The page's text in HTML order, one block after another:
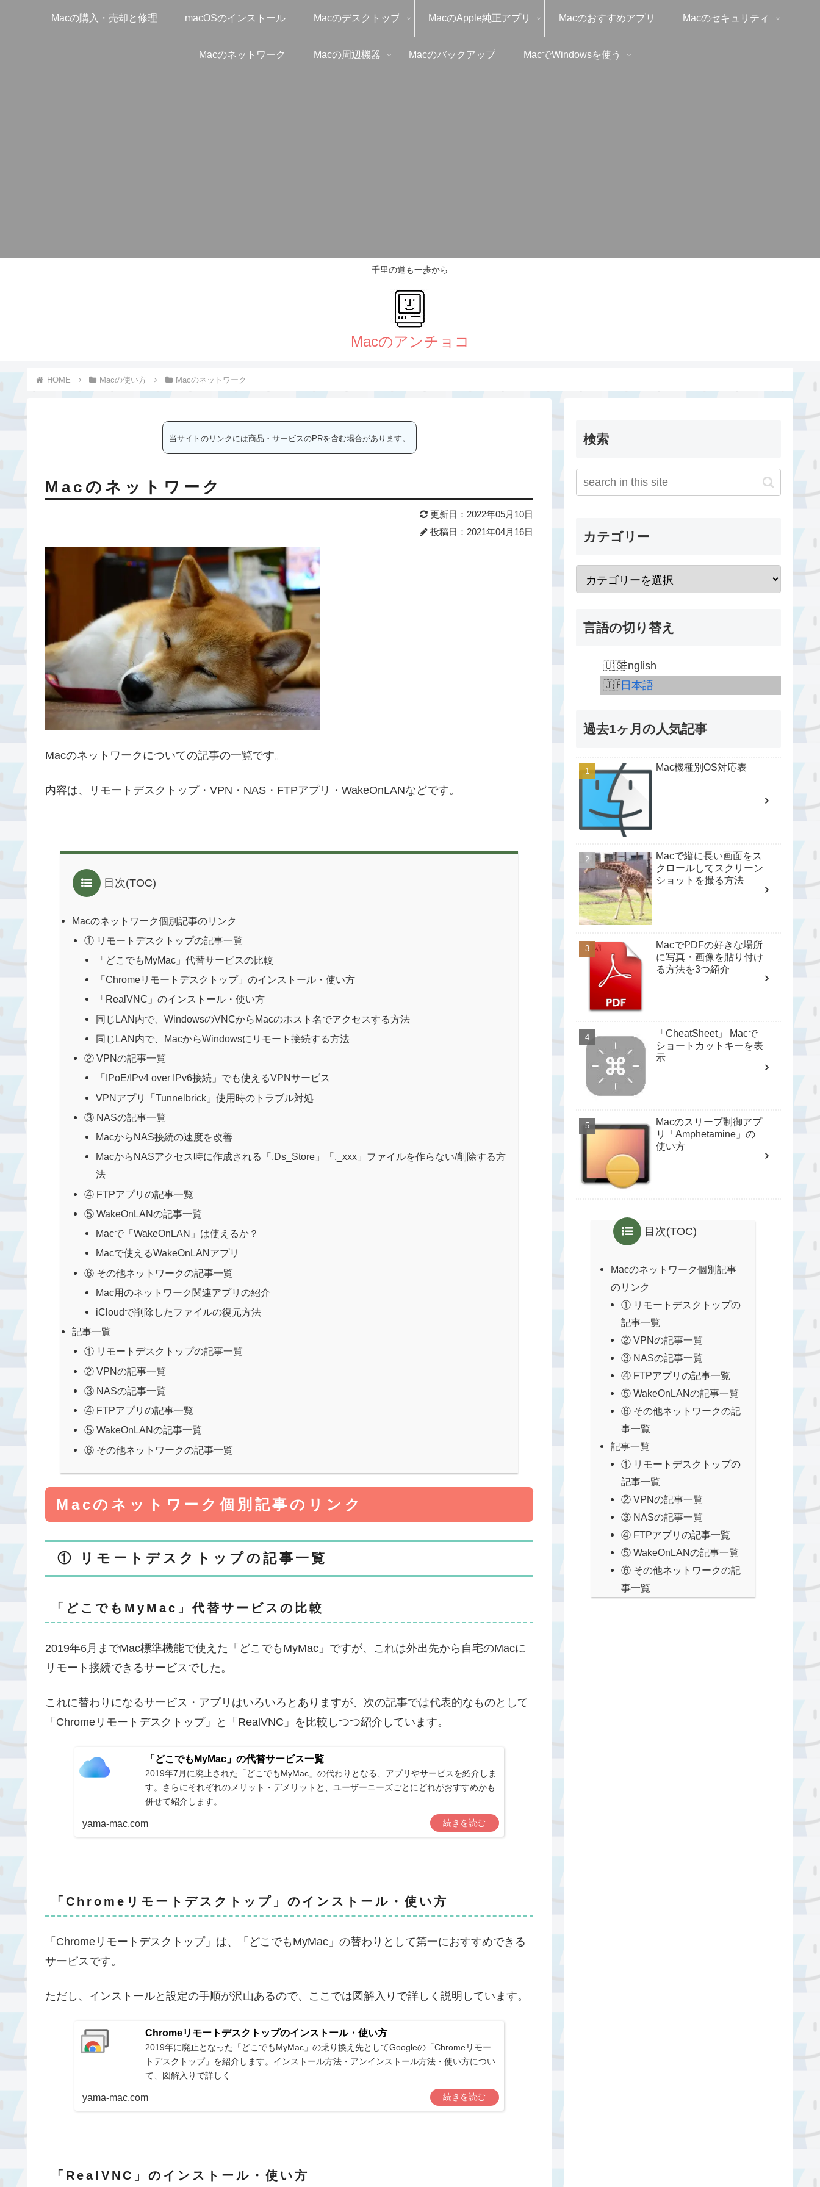
千里の道も一歩から
Macの購入・売却と修理 macOSのインストール Macのデスクトップ MacのApple純正アプリ Macのおすすめアプリ Macのセキュリティ
Macのネットワーク Macの周辺機器 Macのバックアップ MacでWindowsを使う
Macの使い方 Macのネットワーク
当サイトのリンクには商品・サービスのPRを含む場合があります。
Macのネットワーク
更新日：2022年05月10日
投稿日：2021年04月16日
Macのネットワークについての記事の一覧です。
内容は、リモートデスクトップ・VPN・NAS・FTPアプリ・WakeOnLANなどです。
目次(TOC)
Macのネットワーク個別記事のリンク
① リモートデスクトップの記事一覧
「どこでもMyMac」代替サービスの比較
「Chromeリモートデスクトップ」のインストール・使い方
「RealVNC」のインストール・使い方
同じLAN内で、WindowsのVNCからMacのホスト名でアクセスする方法
同じLAN内で、MacからWindowsにリモート接続する方法
② VPNの記事一覧
「IPoE/IPv4 over IPv6接続」でも使えるVPNサービス
VPNアプリ「Tunnelbrick」使用時のトラブル対処
③ NASの記事一覧
MacからNAS接続の速度を改善
MacからNASアクセス時に作成される「.Ds_Store」「._xxx」ファイルを作らない/削除する方
法
④ FTPアプリの記事一覧
⑤ WakeOnLANの記事一覧
Macで「WakeOnLAN」は使えるか？
Macで使えるWakeOnLANアプリ
⑥ その他ネットワークの記事一覧
Mac用のネットワーク関連アプリの紹介
iCloudで削除したファイルの復元方法
記事一覧
① リモートデスクトップの記事一覧
② VPNの記事一覧
③ NASの記事一覧
④ FTPアプリの記事一覧
⑤ WakeOnLANの記事一覧
⑥ その他ネットワークの記事一覧
Macのネットワーク個別記事のリンク
① リモートデスクトップの記事一覧
「どこでもMyMac」代替サービスの比較
2019年6月までMac標準機能で使えた「どこでもMyMac」ですが、これは外出先から自宅のMacに
リモート接続できるサービスでした。
これに替わりになるサービス・アプリはいろいろとありますが、次の記事では代表的なものとして
「Chromeリモートデスクトップ」と「RealVNC」を比較しつつ紹介しています。
「どこでもMyMac」の代替サービス一覧
2019年7月に廃止された「どこでもMyMac」の代わりとなる、アプリやサービスを紹介しま
す。さらにそれぞれのメリット・デメリットと、ユーザーニーズごとにどれがおすすめかも
併せて紹介します。
yama-mac.com
「Chromeリモートデスクトップ」のインストール・使い方
「Chromeリモートデスクトップ」は、「どこでもMyMac」の替わりとして第一におすすめできる
サービスです。
ただし、インストールと設定の手順が沢山あるので、ここでは図解入りで詳しく説明しています。
Chromeリモートデスクトップのインストール・使い方
2019年に廃止となった「どこでもMyMac」の乗り換え先としてGoogleの「Chromeリモー
トデスクトップ」を紹介します。インストール方法・アンインストール方法・使い方につい
て、図解入りで詳しく...
yama-mac.com
「RealVNC」のインストール・使い方
検索
カテゴリー
言語の切り替え
English
日本語
過去1ヶ月の人気記事
Mac機種別OS対応表
Macで縦に長い画面をス
クロールしてスクリーン
ショットを撮る方法
MacでPDFの好きな場所
に写真・画像を貼り付け
る方法を3つ紹介
「CheatSheet」 Macで
ショートカットキーを表
示
Macのスリープ制御アプ
リ「Amphetamine」の
使い方
目次(TOC)
Macのネットワーク個別記事
のリンク
① リモートデスクトップの
記事一覧
② VPNの記事一覧
③ NASの記事一覧
④ FTPアプリの記事一覧
⑤ WakeOnLANの記事一覧
⑥ その他ネットワークの記
事一覧
記事一覧
① リモートデスクトップの
記事一覧
② VPNの記事一覧
③ NASの記事一覧
④ FTPアプリの記事一覧
⑤ WakeOnLANの記事一覧
⑥ その他ネットワークの記
事一覧